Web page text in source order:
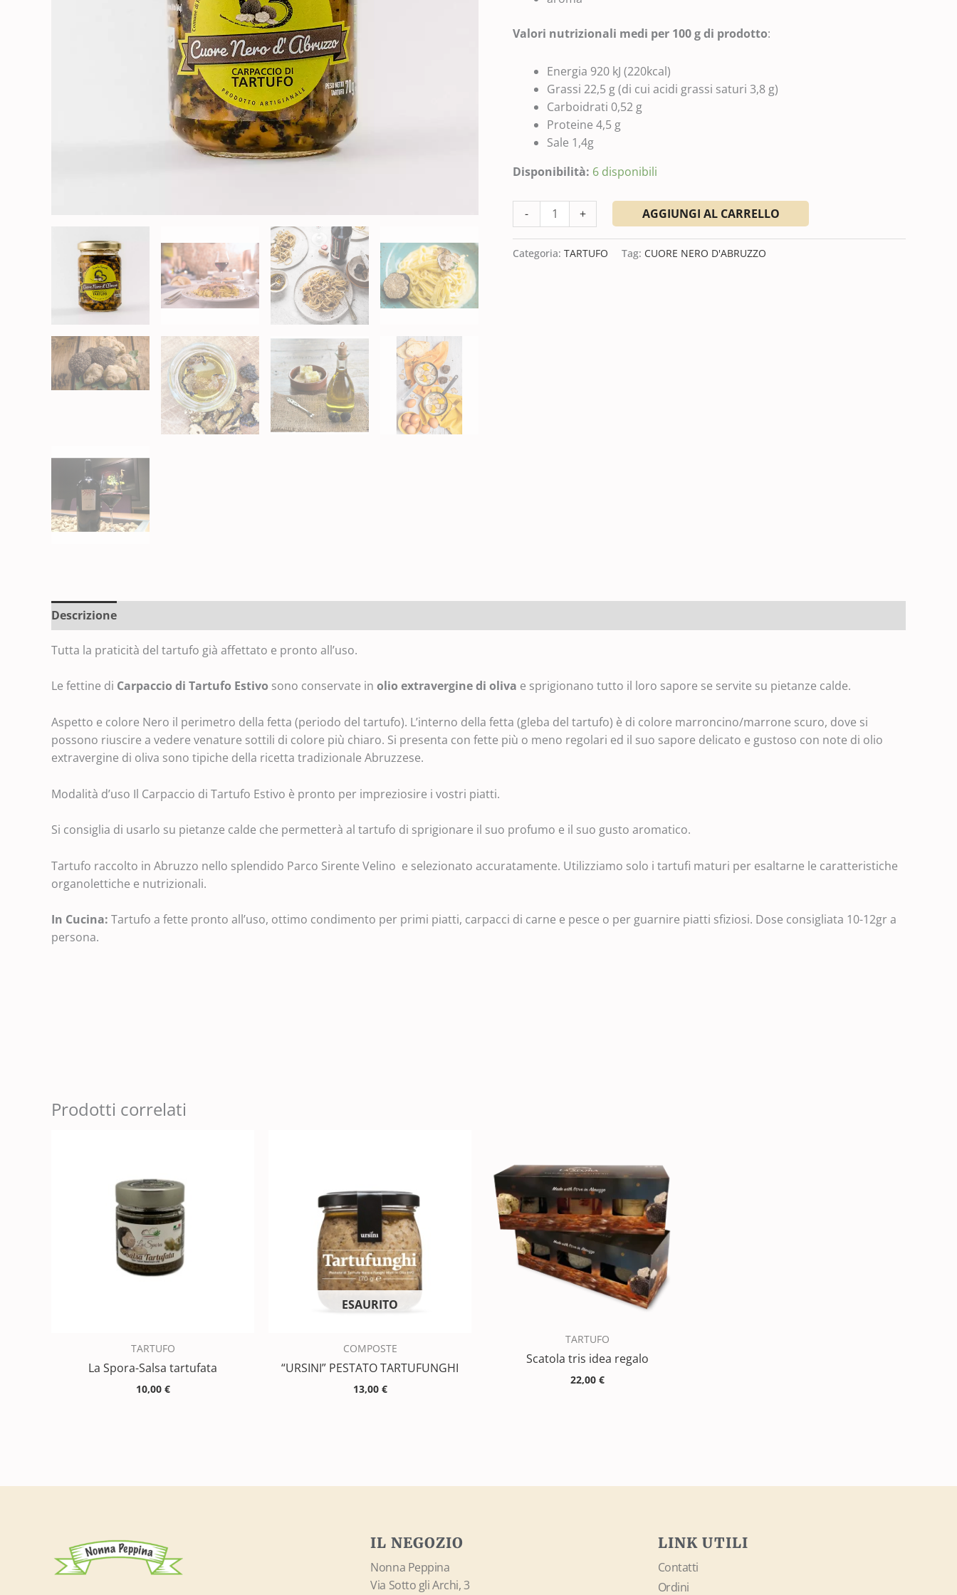
Valori nutrizionali medi per 100 g di prodotto:
Energia 920 kJ (220kcal)
Grassi 22,5 g (di cui acidi grassi saturi 3,8 g)
Carboidrati 0,52 g
Proteine 4,5 g
Sale 1,4g
Disponibilità: 6 disponibili
- + AGGIUNGI AL CARRELLO
Categoria: TARTUFO Tag: CUORE NERO D'ABRUZZO
Descrizione
Tutta la praticità del tartufo già affettato e pronto all’uso.
Le fettine di Carpaccio di Tartufo Estivo sono conservate in olio extravergine di oliva e sprigionano tutto il loro sapore se servite su pietanze calde.
Aspetto e colore Nero il perimetro della fetta (periodo del tartufo). L’interno della fetta (gleba del tartufo) è di colore marroncino/marrone scuro, dove si
possono riuscire a vedere venature sottili di colore più chiaro. Si presenta con fette più o meno regolari ed il suo sapore delicato e gustoso con note di olio
extravergine di oliva sono tipiche della ricetta tradizionale Abruzzese.
Modalità d’uso Il Carpaccio di Tartufo Estivo è pronto per impreziosire i vostri piatti.
Si consiglia di usarlo su pietanze calde che permetterà al tartufo di sprigionare il suo profumo e il suo gusto aromatico.
Tartufo raccolto in Abruzzo nello splendido Parco Sirente Velino e selezionato accuratamente. Utilizziamo solo i tartufi maturi per esaltarne le caratteristiche
organolettiche e nutrizionali.
In Cucina: Tartufo a fette pronto all’uso, ottimo condimento per primi piatti, carpacci di carne e pesce o per guarnire piatti sfiziosi. Dose consigliata 10-12gr a
persona.
Prodotti correlati
TARTUFO
La Spora-Salsa tartufata
10,00 €
ESAURITO
COMPOSTE
“URSINI” PESTATO TARTUFUNGHI
13,00 €
TARTUFO
Scatola tris idea regalo
22,00 €
IL NEGOZIO
Nonna Peppina
Via Sotto gli Archi, 3
LINK UTILI
Contatti
Ordini